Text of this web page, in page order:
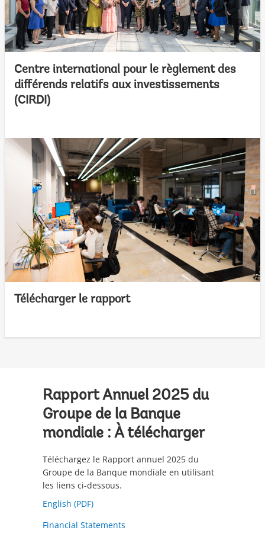
Centre international pour le règlement des
différends relatifs aux investissements
(CIRDI)
Télécharger le rapport
Rapport Annuel 2025 du
Groupe de la Banque
mondiale : À télécharger
Téléchargez le Rapport annuel 2025 du
Groupe de la Banque mondiale en utilisant
les liens ci-dessous.
English (PDF)
Financial Statements